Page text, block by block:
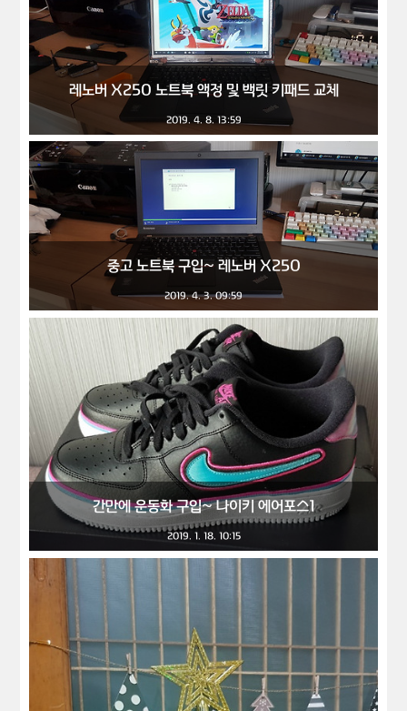
레노버 X250 노트북 액정 및 백릿 키패드 교체
2019. 4. 8. 13:59
중고 노트북 구입~ 레노버 X250
2019. 4. 3. 09:59
간만에 운동화 구입~ 나이키 에어포스1
2019. 1. 18. 10:15